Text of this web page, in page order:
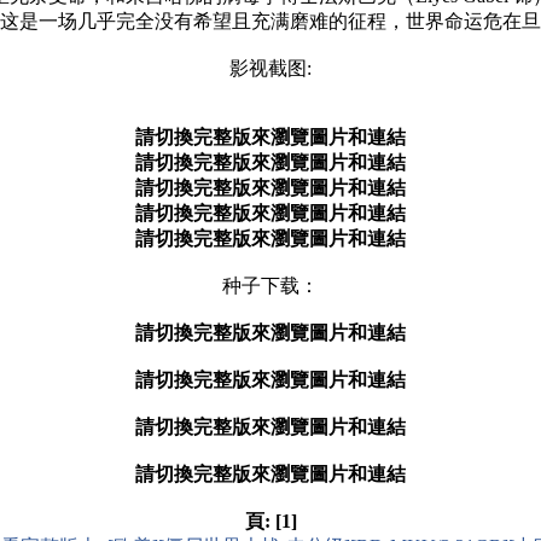
场几乎完全没有希望且充满磨难的征程，世界命运危在
影视截图:
請切換完整版來瀏覽圖片和連結
請切換完整版來瀏覽圖片和連結
請切換完整版來瀏覽圖片和連結
請切換完整版來瀏覽圖片和連結
請切換完整版來瀏覽圖片和連結
种子下载：
請切換完整版來瀏覽圖片和連結
請切換完整版來瀏覽圖片和連結
請切換完整版來瀏覽圖片和連結
請切換完整版來瀏覽圖片和連結
頁: [1]